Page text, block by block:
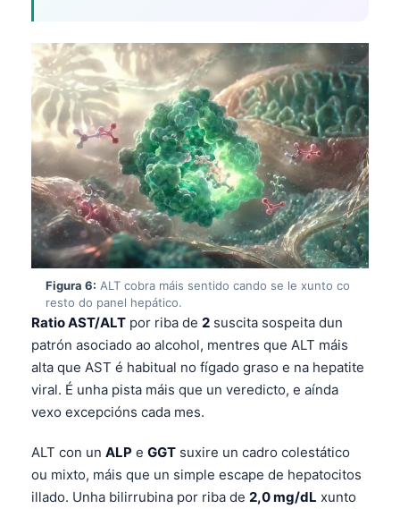
Figura 6: ALT cobra máis sentido cando se le xunto co
resto do panel hepático.
Ratio AST/ALT por riba de 2 suscita sospeita dun
patrón asociado ao alcohol, mentres que ALT máis
alta que AST é habitual no fígado graso e na hepatite
viral. É unha pista máis que un veredicto, e aínda
vexo excepcións cada mes.
ALT con un ALP e GGT suxire un cadro colestático
ou mixto, máis que un simple escape de hepatocitos
illado. Unha bilirrubina por riba de 2,0 mg/dL xunto
বাংলা
தமிழ்
ગુજરાતી
ಕನ್ನಡ
മലയാളം
Bahasa Melayu
Tiếng Việt
Tagalog
ไทย
ဗမာစာ
ភាសាខ្មែរ
Kiswahili
አማርኛ